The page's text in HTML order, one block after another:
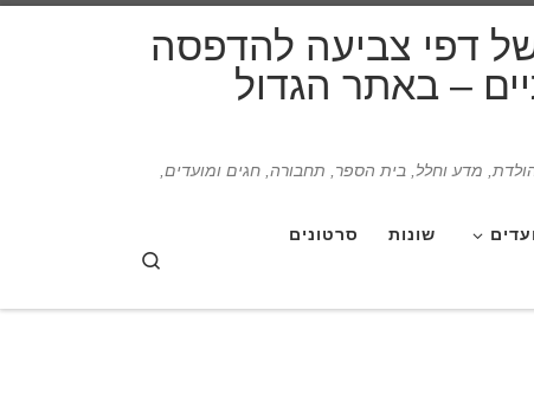
דפי צביעה להדפסה
– באתר הגדול
מדע וחלל, בית הספר, תחבורה, חגים ומועדים,
שונות סרטונים